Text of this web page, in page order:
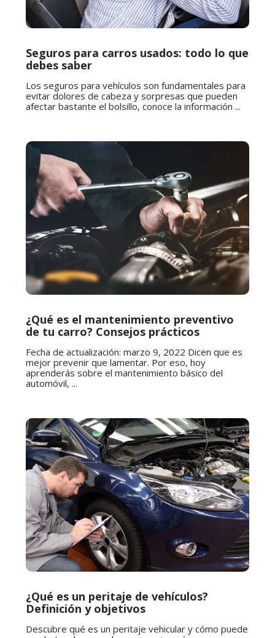
Seguros para carros usados: todo lo que
debes saber
Los seguros para vehículos son fundamentales para
evitar dolores de cabeza y sorpresas que pueden
afectar bastante el bolsillo, conoce la información ...
¿Qué es el mantenimiento preventivo
de tu carro? Consejos prácticos
Fecha de actualización: marzo 9, 2022 Dicen que es
mejor prevenir que lamentar. Por eso, hoy
aprenderás sobre el mantenimiento básico del
automóvil, ...
¿Qué es un peritaje de vehículos?
Definición y objetivos
Descubre qué es un peritaje vehicular y cómo puede